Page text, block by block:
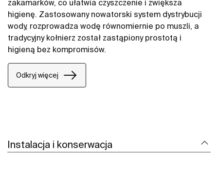
zakamarków, co ułatwia czyszczenie i zwiększa
higienę. Zastosowany nowatorski system dystrybucji
wody, rozprowadza wodę równomiernie po muszli, a
tradycyjny kołnierz został zastąpiony prostotą i
higieną bez kompromisów.
Odkryj więcej
Instalacja i konserwacja